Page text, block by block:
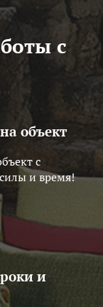
с
объект
с
и время!
и